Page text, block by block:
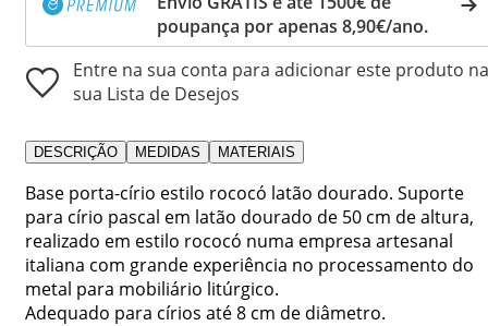
poupança por apenas 8,90€/ano.
Entre na sua conta para adicionar este produto na
sua Lista de Desejos
DESCRIÇÃO MEDIDAS MATERIAIS
Base porta-círio estilo rococó latão dourado. Suporte
para círio pascal em latão dourado de 50 cm de altura,
realizado em estilo rococó numa empresa artesanal
italiana com grande experiência no processamento do
metal para mobiliário litúrgico.
Adequado para círios até 8 cm de diâmetro.